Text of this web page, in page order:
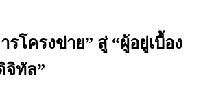
รโครงข่าย” สู่ “ผู้อยู่เบื้อง
จิทัล”